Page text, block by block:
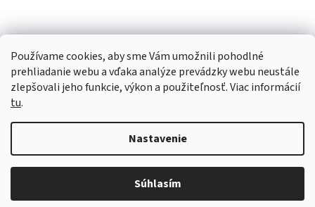
Používame cookies, aby sme Vám umožnili pohodlné
prehliadanie webu a vďaka analýze prevádzky webu neustále
zlepšovali jeho funkcie, výkon a použiteľnosť. Viac informácií
tu.
Nastavenie
Súhlasím
Copyright 2026Tophasici.sk. Všetky práva vyhradené.Upraviť
nastavenie cookies